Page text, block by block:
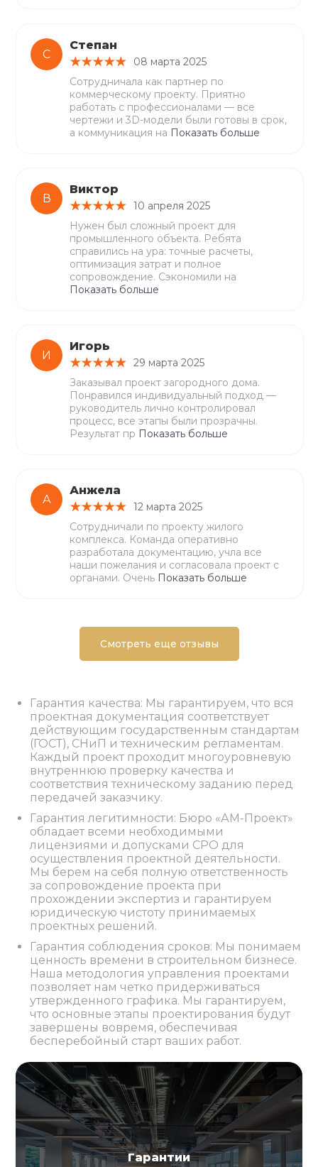
С
Степан
08 марта 2025
Сотрудничала как партнер по
коммерческому проекту. Приятно
работать с профессионалами — все
чертежи и 3D-модели были готовы в срок,
а коммуникация на Показать больше
В
Виктор
10 апреля 2025
Нужен был сложный проект для
промышленного объекта. Ребята
справились на ура: точные расчеты,
оптимизация затрат и полное
сопровождение. Сэкономили на
Показать больше
И
Игорь
29 марта 2025
Заказывал проект загородного дома.
Понравился индивидуальный подход —
руководитель лично контролировал
процесс, все этапы были прозрачны.
Результат пр Показать больше
А
Анжела
12 марта 2025
Сотрудничали по проекту жилого
комплекса. Команда оперативно
разработала документацию, учла все
наши пожелания и согласовала проект с
органами. Очень Показать больше
Смотреть еще отзывы
Гарантия качества: Мы гарантируем, что вся
проектная документация соответствует
действующим государственным стандартам
(ГОСТ), СНиП и техническим регламентам.
Каждый проект проходит многоуровневую
внутреннюю проверку качества и
соответствия техническому заданию перед
передачей заказчику.
Гарантия легитимности: Бюро «АМ-Проект»
обладает всеми необходимыми
лицензиями и допусками СРО для
осуществления проектной деятельности.
Мы берем на себя полную ответственность
за сопровождение проекта при
прохождении экспертиз и гарантируем
юридическую чистоту принимаемых
проектных решений.
Гарантия соблюдения сроков: Мы понимаем
ценность времени в строительном бизнесе.
Наша методология управления проектами
позволяет нам четко придерживаться
утвержденного графика. Мы гарантируем,
что основные этапы проектирования будут
завершены вовремя, обеспечивая
бесперебойный старт ваших работ.
Гарантии